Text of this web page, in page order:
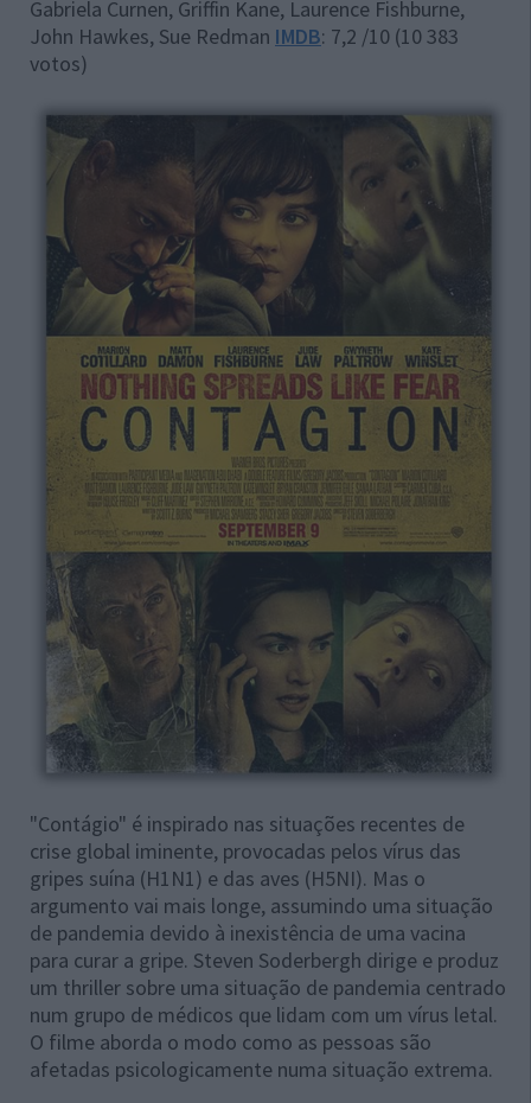
Gabriela Curnen, Griffin Kane, Laurence Fishburne,
John Hawkes, Sue Redman IMDB: 7,2 /10 (10 383
votos)
"Contágio" é inspirado nas situações recentes de
crise global iminente, provocadas pelos vírus das
gripes suína (H1N1) e das aves (H5NI). Mas o
argumento vai mais longe, assumindo uma situação
de pandemia devido à inexistência de uma vacina
para curar a gripe. Steven Soderbergh dirige e produz
um thriller sobre uma situação de pandemia centrado
num grupo de médicos que lidam com um vírus letal.
O filme aborda o modo como as pessoas são
afetadas psicologicamente numa situação extrema.